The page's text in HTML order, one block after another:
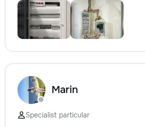
Marin
Specialist particular